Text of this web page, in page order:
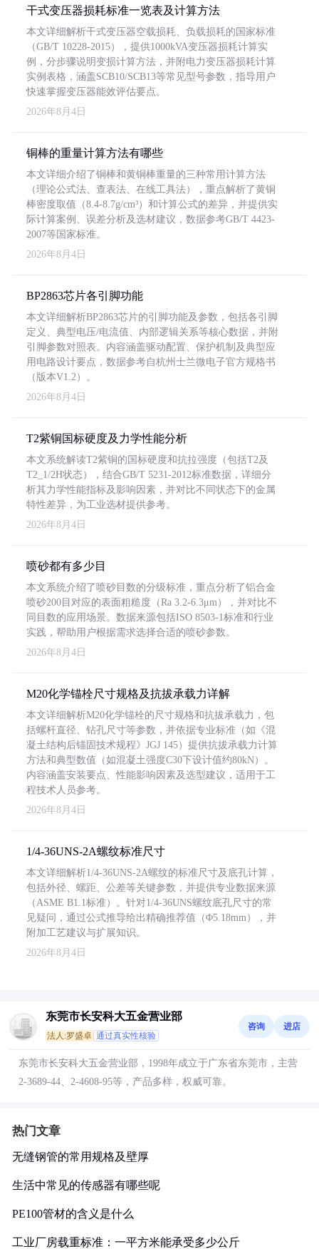
干式变压器损耗标准一览表及计算方法
本文详细解析干式变压器空载损耗、负载损耗的国家标准
（GB/T 10228-2015），提供1000kVA变压器损耗计算实
例，分步骤说明变损计算方法，并附电力变压器损耗计算
实例表格，涵盖SCB10/SCB13等常见型号参数，指导用户
快速掌握变压器能效评估要点。
2026年8月4日
铜棒的重量计算方法有哪些
本文详细介绍了铜棒和黄铜棒重量的三种常用计算方法
（理论公式法、查表法、在线工具法），重点解析了黄铜
棒密度取值（8.4-8.7g/cm³）和计算公式的差异，并提供实
际计算案例、误差分析及选材建议，数据参考GB/T 4423-
2007等国家标准。
2026年8月4日
BP2863芯片各引脚功能
本文详细解析BP2863芯片的引脚功能及参数，包括各引脚
定义、典型电压/电流值、内部逻辑关系等核心数据，并附
引脚参数对照表。内容涵盖驱动配置、保护机制及典型应
用电路设计要点，数据参考自杭州士兰微电子官方规格书
（版本V1.2）。
2026年8月4日
T2紫铜国标硬度及力学性能分析
本文系统解读T2紫铜的国标硬度和抗拉强度（包括T2及
T2_1/2H状态），结合GB/T 5231-2012标准数据，详细分
析其力学性能指标及影响因素，并对比不同状态下的金属
特性差异，为工业选材提供参考。
2026年8月4日
喷砂都有多少目
本文系统介绍了喷砂目数的分级标准，重点分析了铝合金
喷砂200目对应的表面粗糙度（Ra 3.2-6.3μm），并对比不
同目数的应用场景。数据来源包括ISO 8503-1标准和行业
实践，帮助用户根据需求选择合适的喷砂参数。
2026年8月4日
M20化学锚栓尺寸规格及抗拔承载力详解
本文详细解析M20化学锚栓的尺寸规格和抗拔承载力，包
括螺杆直径、钻孔尺寸等参数，并依据专业标准（如《混
凝土结构后锚固技术规程》JGJ 145）提供抗拔承载力计算
方法和典型数值（如混凝土强度C30下设计值约80kN）。
内容涵盖安装要点、性能影响因素及选型建议，适用于工
程技术人员参考。
2026年8月4日
1/4-36UNS-2A螺纹标准尺寸
本文详细解析1/4-36UNS-2A螺纹的标准尺寸及底孔计算，
包括外径、螺距、公差等关键参数，并提供专业数据来源
（ASME B1.1标准）。针对1/4-36UNS螺纹底孔尺寸的常
见疑问，通过公式推导给出精确推荐值（Φ5.18mm），并
附加工艺建议与扩展知识。
2026年8月4日
东莞市长安科大五金营业部
法人:罗盛卓 通过真实性核验
咨询 进店
东莞市长安科大五金营业部，1998年成立于广东省东莞市，主营
2-3689-44、2-4608-95等，产品多样，权威可靠。
热门文章
无缝钢管的常用规格及壁厚
生活中常见的传感器有哪些呢
PE100管材的含义是什么
工业厂房载重标准：一平方米能承受多少公斤